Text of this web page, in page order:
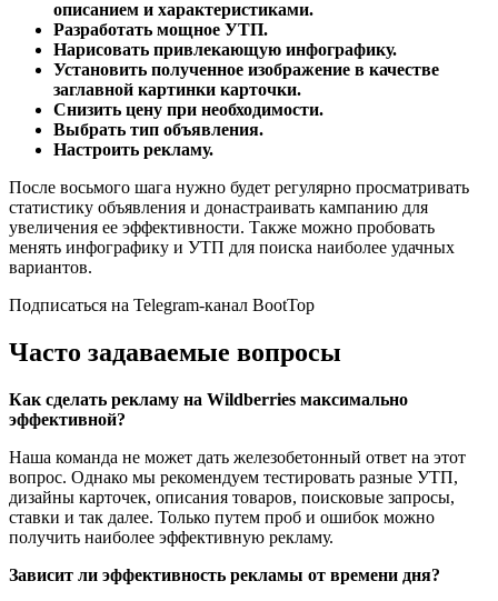
описанием и характеристиками.
Разработать мощное УТП.
Нарисовать привлекающую инфографику.
Установить полученное изображение в качестве
заглавной картинки карточки.
Снизить цену при необходимости.
Выбрать тип объявления.
Настроить рекламу.
После восьмого шага нужно будет регулярно просматривать
статистику объявления и донастраивать кампанию для
увеличения ее эффективности. Также можно пробовать
менять инфографику и УТП для поиска наиболее удачных
вариантов.
Подписаться на Telegram-канал BootTop
Часто задаваемые вопросы
Как сделать рекламу на Wildberries максимально
эффективной?
Наша команда не может дать железобетонный ответ на этот
вопрос. Однако мы рекомендуем тестировать разные УТП,
дизайны карточек, описания товаров, поисковые запросы,
ставки и так далее. Только путем проб и ошибок можно
получить наиболее эффективную рекламу.
Зависит ли эффективность рекламы от времени дня?